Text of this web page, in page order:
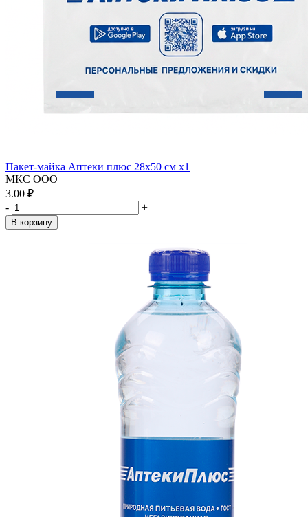
Пакет-майка Аптеки плюс 28х50 см x1
МКС ООО
3.00 ₽
-
+
В корзину